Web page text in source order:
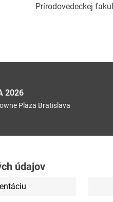
Prírodovedeckej
2026
Plaza Bratislava
údajov